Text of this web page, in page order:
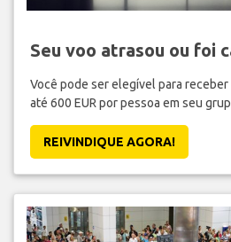
Seu voo atrasou ou foi
Você pode ser elegível para receber
até 600 EUR por pessoa em seu
REIVINDIQUE AGORA!